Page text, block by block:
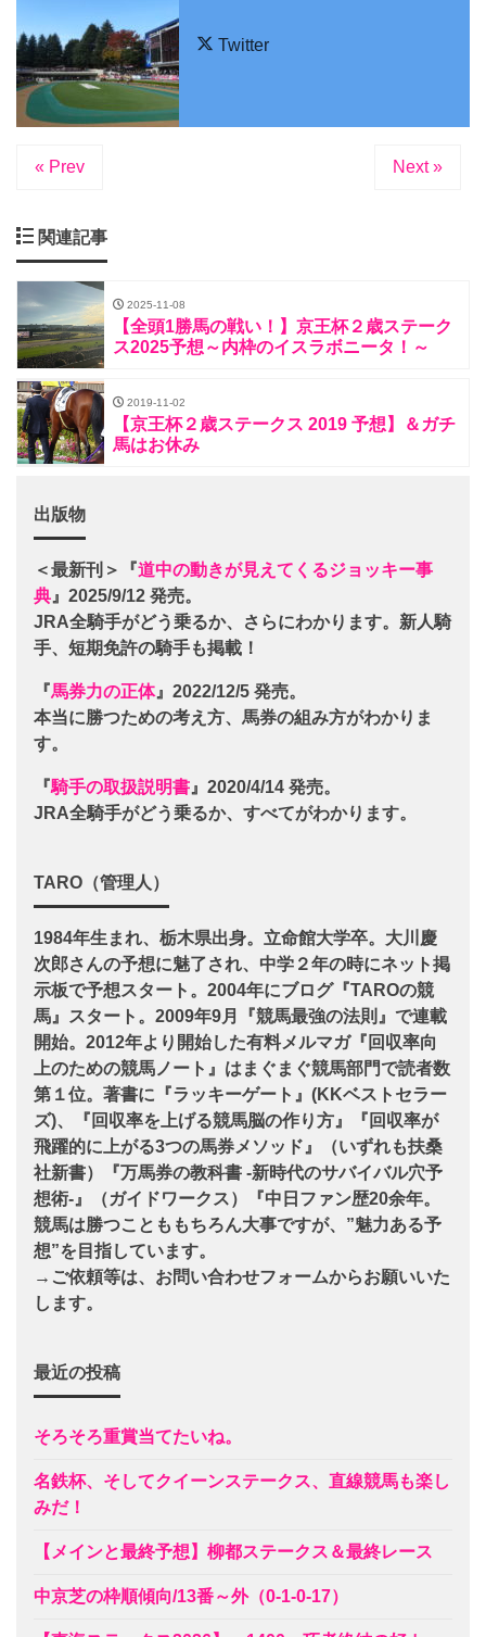
Twitter
« Prev Next »
関連記事
2025-11-08
【全頭1勝馬の戦い！】京王杯２歳ステーク
ス2025予想～内枠のイスラボニータ！～
2019-11-02
【京王杯２歳ステークス 2019 予想】＆ガチ
馬はお休み
出版物
＜最新刊＞『道中の動きが見えてくるジョッキー事
典 』2025/9/12 発売。
JRA全騎手がどう乗るか、さらにわかります。新人騎
手、短期免許の騎手も掲載！
『馬券力の正体』2022/12/5 発売。
本当に勝つための考え方、馬券の組み方がわかりま
す。
『騎手の取扱説明書 』2020/4/14 発売。
JRA全騎手がどう乗るか、すべてがわかります。
TARO（管理人）
1984年生まれ、栃木県出身。立命館大学卒。大川慶
次郎さんの予想に魅了され、中学２年の時にネット掲
示板で予想スタート。2004年にブログ『TAROの競
馬』スタート。2009年9月『競馬最強の法則』で連載
開始。2012年より開始した有料メルマガ『回収率向
上のための競馬ノート』はまぐまぐ競馬部門で読者数
第１位。著書に『ラッキーゲート』(KKベストセラー
ズ)、『回収率を上げる競馬脳の作り方』『回収率が
飛躍的に上がる3つの馬券メソッド』（いずれも扶桑
社新書）『万馬券の教科書 -新時代のサバイバル穴予
想術-』（ガイドワークス）『中日ファン歴20余年。
競馬は勝つことももちろん大事ですが、”魅力ある予
想”を目指しています。
→ご依頼等は、お問い合わせフォームからお願いいた
します。
最近の投稿
そろそろ重賞当てたいね。
名鉄杯、そしてクイーンステークス、直線競馬も楽し
みだ！
【メインと最終予想】柳都ステークス＆最終レース
中京芝の枠順傾向/13番～外（0-1-0-17）